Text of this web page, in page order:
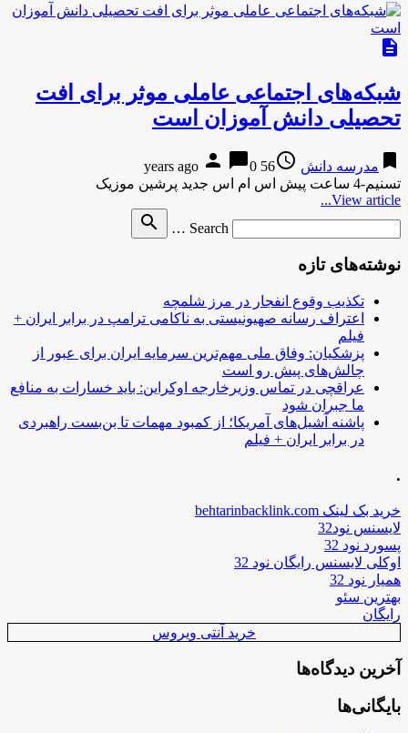
description
شبکه‌های اجتماعی عاملی موثر برای افت
تحصیلی دانش آموزان است
bookmark مدرسه دانش access_time
56 years ago
person chat_bubble0
تسنیم-4 ساعت پیش اس ام اس جدید پرشین موزیک
View article...
Search …
search
نوشته‌های تازه
تکذیب وقوع انفجار در مرز شلمچه
اعتراف رسانه صهیونیستی به ناکامی ترامپ در برابر ایران +
فیلم
پزشکیان: وفاق ملی مهم‌ترین سرمایه ایران برای عبور از
چالش‌های پیش رو است
عراقچی در تماس وزیرخارجه اوکراین: باید خسارات به منافع
ما جبران شود
پاشنه آشیل‌های آمریکا؛ از کمبود مهمات تا بن‌بست راهبردی
در برابر ایران + فیلم
.
خرید بک لینک behtarinbacklink.com
لایسنس نود32
پسورد نود 32
اوکلی لایسنس رایگان نود 32
همیار نود 32
بهترین سئو
رایگان
خرید آنتی ویروس
آخرین دیدگاه‌ها
بایگانی‌ها